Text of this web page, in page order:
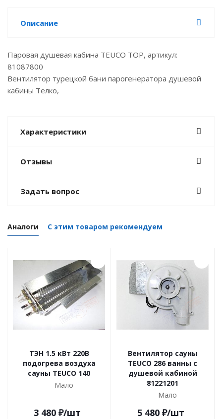
Описание
Паровая душевая кабина TEUCO TOP, артикул:
81087800
Вентилятор турецкой бани парогенератора душевой
кабины Телко,
Характеристики
Отзывы
Задать вопрос
Аналоги С этим товаром рекомендуем
ТЭН 1.5 кВт 220В
подогрева воздуха
сауны TEUCO 140
Мало
3 480 ₽/шт
Вентилятор сауны
TEUCO 286 ванны с
душевой кабиной
81221201
Мало
5 480 ₽/шт